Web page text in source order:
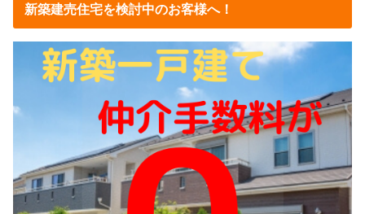
新築建売住宅を検討中のお客様へ！